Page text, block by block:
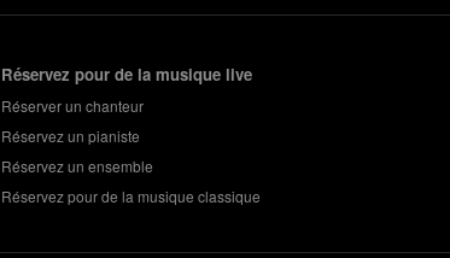
Réservez pour de la musique live
Réserver un chanteur
Réservez un pianiste
Réservez un ensemble
Réservez pour de la musique classique